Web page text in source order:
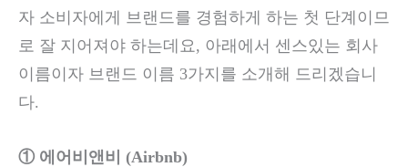
자 소비자에게 브랜드를 경험하게 하는 첫 단계이므
로 잘 지어져야 하는데요, 아래에서 센스있는 회사
이름이자 브랜드 이름 3가지를 소개해 드리겠습니
다.
① 에어비앤비 (Airbnb)